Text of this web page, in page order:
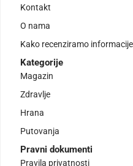
Kontakt
O nama
Kako recenziramo
Kategorije
Magazin
Zdravlje
Hrana
Putovanja
Pravni dokumenti
Pravila privatnosti